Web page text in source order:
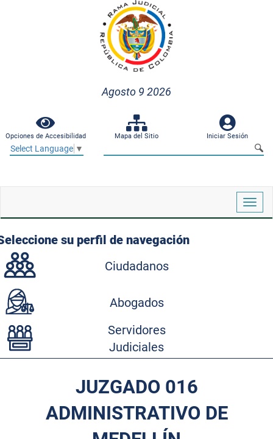
Agosto 9 2026
Opciones de Accesibilidad Mapa del Sitio Iniciar Sesión
Select Language ▼
su perfil de navegación
Ciudadanos
Abogados
Servidores
Judiciales
JUZGADO 016
ADMINISTRATIVO DE